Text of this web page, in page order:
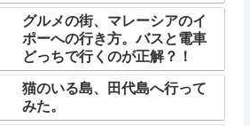
グルメの街、マレーシアのイ
ポーへの行き方。バスと電車
どっちで行くのが正解？！
猫のいる島、田代島へ行って
みた。